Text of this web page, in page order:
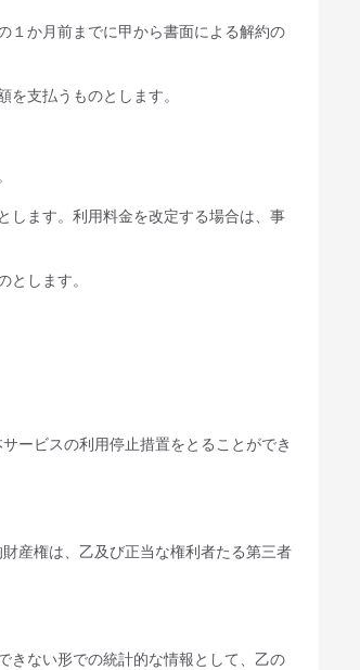
１か月前までに甲から書面による解約の
支払うものとします。
します。利用料金を改定する場合は、事
します。
ービスの利用停止措置をとることができ
産権は、乙及び正当な権利者たる第三者
きない形での統計的な情報として、乙の